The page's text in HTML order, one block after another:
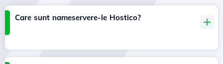
Care sunt nameservere-le Hostico?